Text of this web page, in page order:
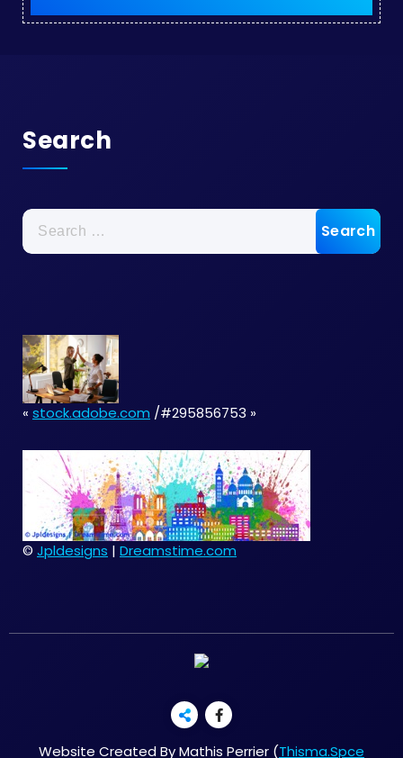
Search
Search
for:
« stock.adobe.com /#295856753 »
© Jpldesigns | Dreamstime.com
Website Created By Mathis Perrier (Thisma.Spce